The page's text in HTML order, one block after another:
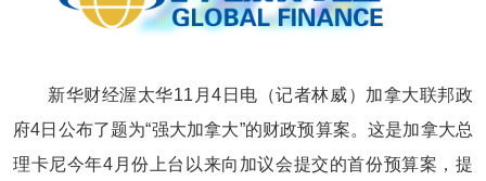
新华财经渥太华11月4日电（记者林威）加拿大联邦政
府4日公布了题为“强大加拿大”的财政预算案。这是加拿大总
理卡尼今年4月份上台以来向加议会提交的首份预算案，提